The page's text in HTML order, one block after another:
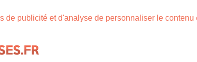
de publicité et d'analyse de personnaliser le